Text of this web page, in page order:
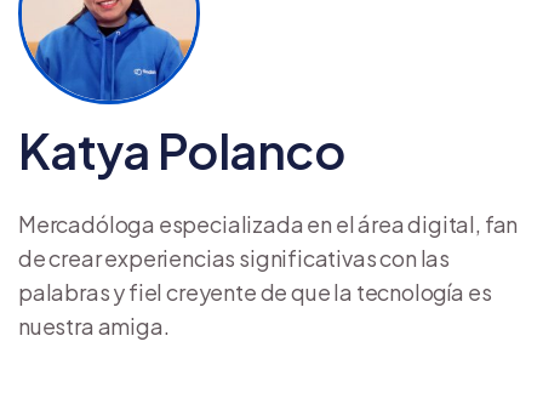
Katya Polanco
Mercadóloga especializada en el área digital, fan
de crear experiencias significativas con las
palabras y fiel creyente de que la tecnología es
nuestra amiga.